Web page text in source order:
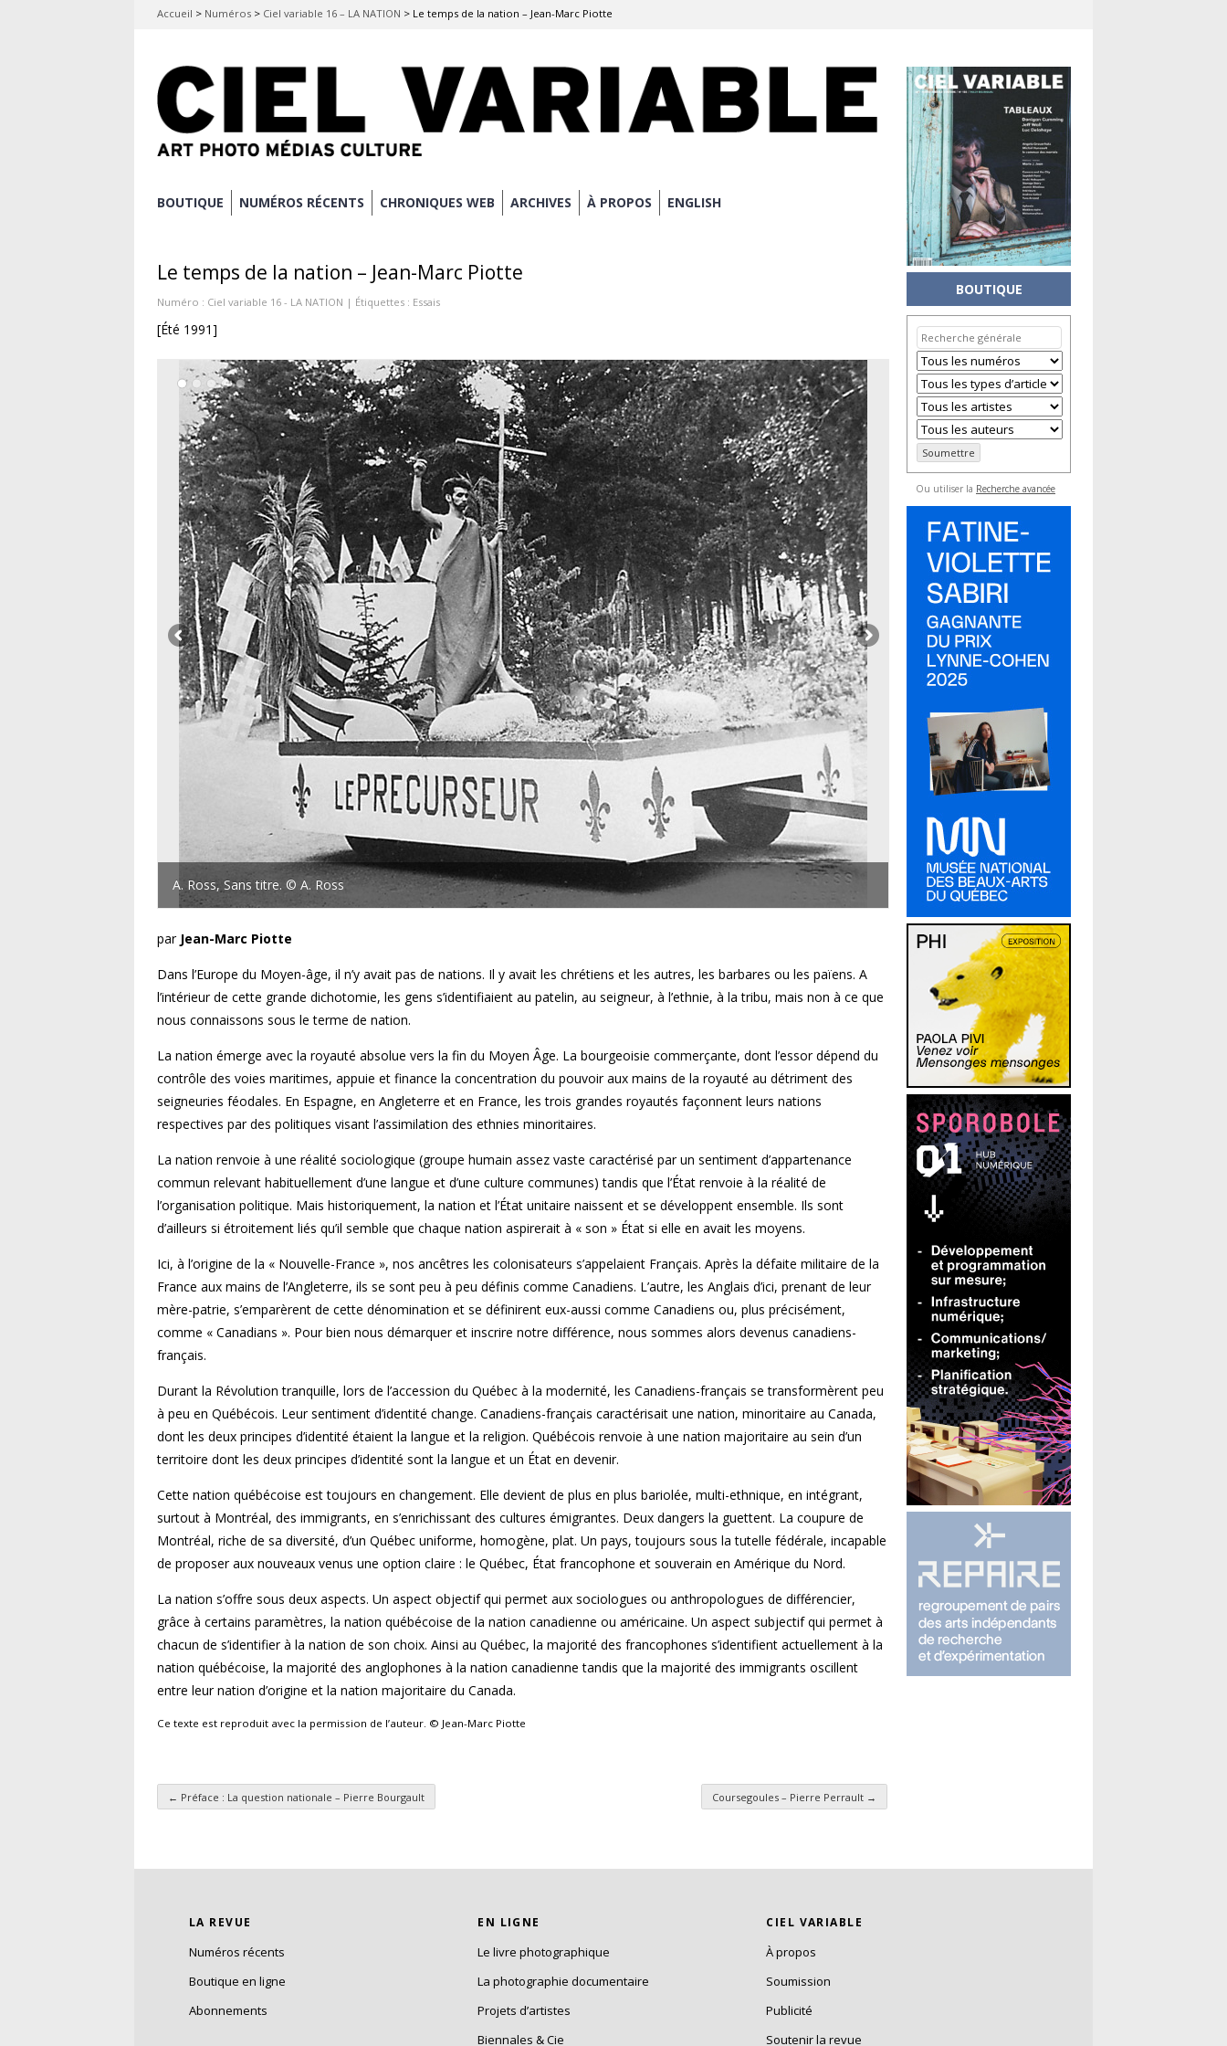
Accueil > Numéros > Ciel variable 16 – LA NATION > Le temps de la nation – Jean-Marc Piotte
Aller
principal
BOUTIQUE NUMÉROS RÉCENTS CHRONIQUES WEB ARCHIVES À PROPOS ENGLISH
Le temps de la nation – Jean-Marc Piotte
Numéro : Ciel variable 16 - LA NATION | Étiquettes : Essais
[Été 1991]
A. Ross, Sans titre. © A. Ross
par Jean-Marc Piotte
Dans l’Europe du Moyen-âge, il n’y avait pas de nations. Il y avait les chrétiens et les autres, les barbares ou les païens. A
l’intérieur de cette grande dichotomie, les gens s’identifiaient au patelin, au seigneur, à l’ethnie, à la tribu, mais non à ce que
nous connaissons sous le terme de nation.
La nation émerge avec la royauté absolue vers la fin du Moyen Âge. La bourgeoisie commerçante, dont l’essor dépend du
contrôle des voies maritimes, appuie et finance la concentration du pouvoir aux mains de la royauté au détriment des
seigneuries féodales. En Espagne, en Angleterre et en France, les trois grandes royautés façonnent leurs nations
respectives par des politiques visant l’assimilation des ethnies minoritaires.
La nation renvoie à une réalité sociologique (groupe humain assez vaste caractérisé par un sentiment d’appartenance
commun relevant habituellement d’une langue et d’une culture communes) tandis que l’État renvoie à la réalité de
l’organisation politique. Mais historiquement, la nation et l’État unitaire naissent et se développent ensemble. Ils sont
d’ailleurs si étroitement liés qu’il semble que chaque nation aspirerait à « son » État si elle en avait les moyens.
Ici, à l’origine de la « Nouvelle-France », nos ancêtres les colonisateurs s’appelaient Français. Après la défaite militaire de la
France aux mains de l’Angleterre, ils se sont peu à peu définis comme Canadiens. L’autre, les Anglais d’ici, prenant de leur
mère-patrie, s’emparèrent de cette dénomination et se définirent eux-aussi comme Canadiens ou, plus précisément,
comme « Canadians ». Pour bien nous démarquer et inscrire notre différence, nous sommes alors devenus canadiens-
français.
Durant la Révolution tranquille, lors de l’accession du Québec à la modernité, les Canadiens-français se transformèrent peu
à peu en Québécois. Leur sentiment d’identité change. Canadiens-français caractérisait une nation, minoritaire au Canada,
dont les deux principes d’identité étaient la langue et la religion. Québécois renvoie à une nation majoritaire au sein d’un
territoire dont les deux principes d’identité sont la langue et un État en devenir.
Cette nation québécoise est toujours en changement. Elle devient de plus en plus bariolée, multi-ethnique, en intégrant,
surtout à Montréal, des immigrants, en s’enrichissant des cultures émigrantes. Deux dangers la guettent. La coupure de
Montréal, riche de sa diversité, d’un Québec uniforme, homogène, plat. Un pays, toujours sous la tutelle fédérale, incapable
de proposer aux nouveaux venus une option claire : le Québec, État francophone et souverain en Amérique du Nord.
La nation s’offre sous deux aspects. Un aspect objectif qui permet aux sociologues ou anthropologues de différencier,
grâce à certains paramètres, la nation québécoise de la nation canadienne ou américaine. Un aspect subjectif qui permet à
chacun de s’identifier à la nation de son choix. Ainsi au Québec, la majorité des francophones s’identifient actuellement à la
nation québécoise, la majorité des anglophones à la nation canadienne tandis que la majorité des immigrants oscillent
entre leur nation d’origine et la nation majoritaire du Canada.
Ce texte est reproduit avec la permission de l’auteur. © Jean-Marc Piotte
← Préface : La question nationale – Pierre Bourgault Coursegoules – Pierre Perrault →
BOUTIQUE
Ou utiliser la Recherche avancée
LA REVUE
Numéros récents
Boutique en ligne
Abonnements
EN LIGNE
Le livre photographique
La photographie documentaire
Projets d’artistes
Biennales & Cie
CIEL VARIABLE
À propos
Soumission
Publicité
Soutenir la revue